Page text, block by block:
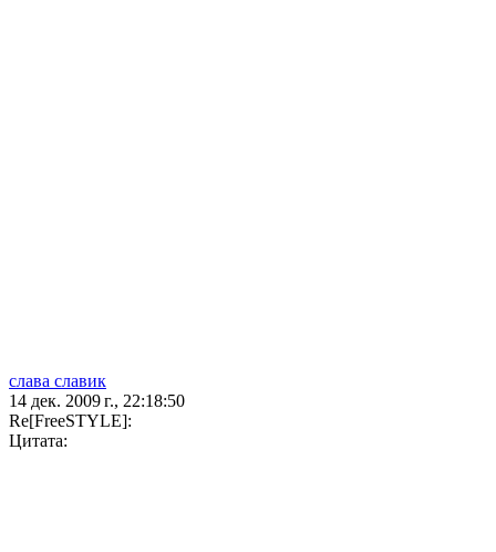
слава славик
14 дек. 2009 г., 22:18:50
Re[FreeSTYLE]:
Цитата: